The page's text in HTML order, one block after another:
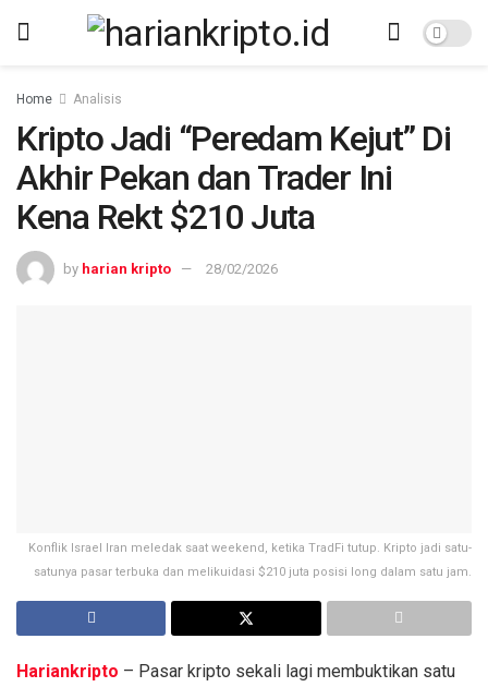
Home Analisis
Kripto Jadi “Peredam Kejut” Di
Akhir Pekan dan Trader Ini
Kena Rekt $210 Juta
by harian kripto 28/02/2026
Konflik Israel Iran meledak saat weekend, ketika TradFi tutup. Kripto jadi satu-
satunya pasar terbuka dan melikuidasi $210 juta posisi long dalam satu jam.
Hariankripto – Pasar kripto sekali lagi membuktikan satu